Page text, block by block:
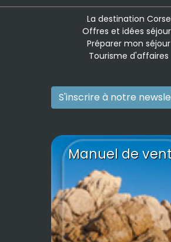
La destination Corse
Offres et idées
Préparer mon séjour
Tourisme d'affaires
S'inscrire à notre
Manuel de